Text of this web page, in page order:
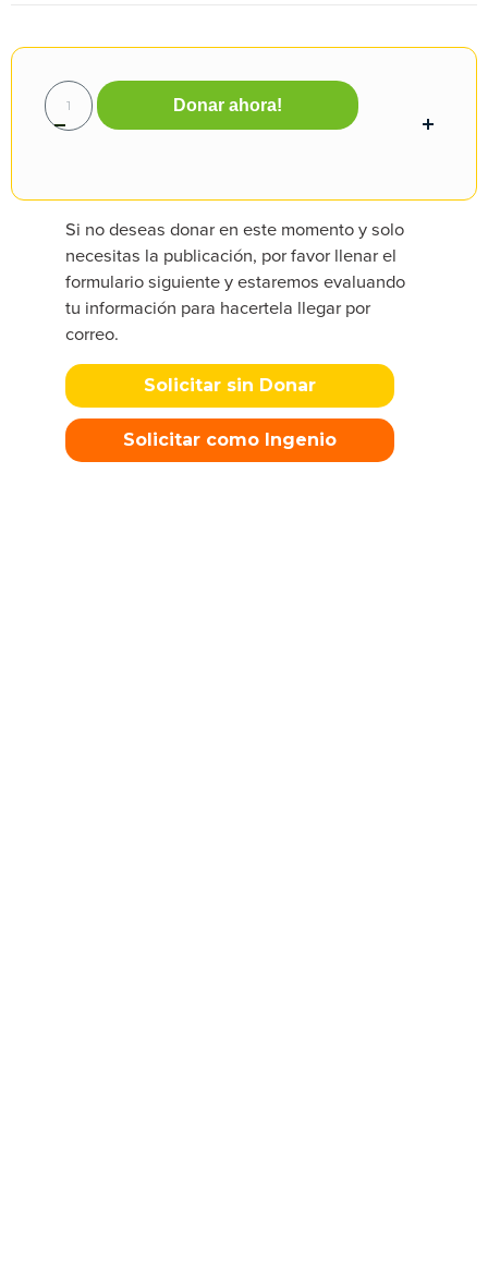
Donar ahora!
Si no deseas donar en este momento y solo
necesitas la publicación, por favor llenar el
formulario siguiente y estaremos evaluando
tu información para hacertela llegar por
correo.
Solicitar sin Donar
Solicitar como Ingenio